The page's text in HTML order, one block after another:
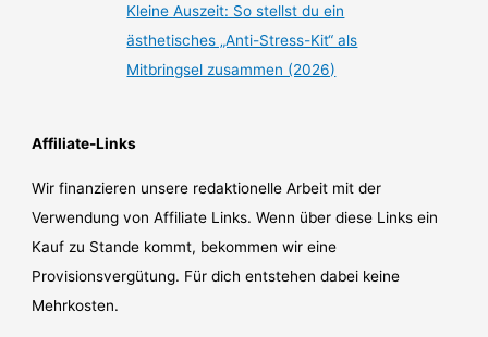
Kleine Auszeit: So stellst du ein
ästhetisches „Anti-Stress-Kit“ als
Mitbringsel zusammen (2026)
Affiliate-Links
Wir finanzieren unsere redaktionelle Arbeit mit der
Verwendung von Affiliate Links. Wenn über diese Links ein
Kauf zu Stande kommt, bekommen wir eine
Provisionsvergütung. Für dich entstehen dabei keine
Mehrkosten.